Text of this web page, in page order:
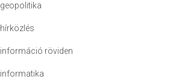
geopolitika
hírközlés
információ röviden
informatika